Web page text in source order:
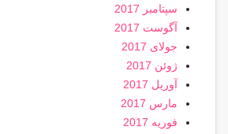
سپتامبر 2017
آگوست 2017
جولای 2017
ژوئن 2017
آوریل 2017
مارس 2017
فوریه 2017